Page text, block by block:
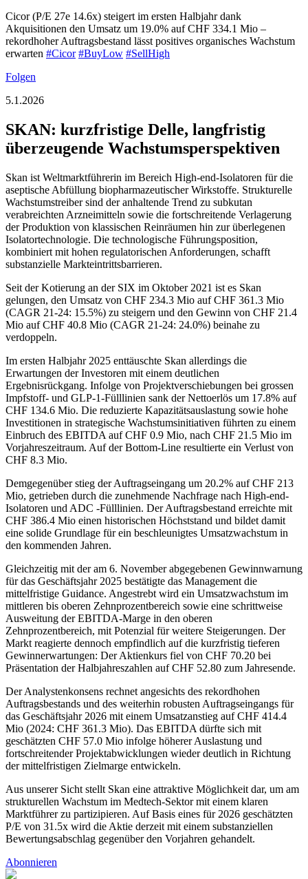
Cicor (P/E 27e 14.6x) steigert im ersten Halbjahr dank
Akquisitionen den Umsatz um 19.0% auf CHF 334.1 Mio –
rekordhoher Auftragsbestand lässt positives organisches Wachstum
erwarten #Cicor #BuyLow #SellHigh
Folgen
5.1.2026
SKAN: kurzfristige Delle, langfristig
überzeugende Wachstumsperspektiven
Skan ist Weltmarktführerin im Bereich High-end-Isolatoren für die
aseptische Abfüllung biopharmazeutischer Wirkstoffe. Strukturelle
Wachstumstreiber sind der anhaltende Trend zu subkutan
verabreichten Arzneimitteln sowie die fortschreitende Verlagerung
der Produktion von klassischen Reinräumen hin zur überlegenen
Isolatortechnologie. Die technologische Führungsposition,
kombiniert mit hohen regulatorischen Anforderungen, schafft
substanzielle Markteintrittsbarrieren.
Seit der Kotierung an der SIX im Oktober 2021 ist es Skan
gelungen, den Umsatz von CHF 234.3 Mio auf CHF 361.3 Mio
(CAGR 21-24: 15.5%) zu steigern und den Gewinn von CHF 21.4
Mio auf CHF 40.8 Mio (CAGR 21-24: 24.0%) beinahe zu
verdoppeln.
Im ersten Halbjahr 2025 enttäuschte Skan allerdings die
Erwartungen der Investoren mit einem deutlichen
Ergebnisrückgang. Infolge von Projektverschiebungen bei grossen
Impfstoff- und GLP-1-Fülllinien sank der Nettoerlös um 17.8% auf
CHF 134.6 Mio. Die reduzierte Kapazitätsauslastung sowie hohe
Investitionen in strategische Wachstumsinitiativen führten zu einem
Einbruch des EBITDA auf CHF 0.9 Mio, nach CHF 21.5 Mio im
Vorjahreszeitraum. Auf der Bottom-Line resultierte ein Verlust von
CHF 8.3 Mio.
Demgegenüber stieg der Auftragseingang um 20.2% auf CHF 213
Mio, getrieben durch die zunehmende Nachfrage nach High-end-
Isolatoren und ADC -Fülllinien. Der Auftragsbestand erreichte mit
CHF 386.4 Mio einen historischen Höchststand und bildet damit
eine solide Grundlage für ein beschleunigtes Umsatzwachstum in
den kommenden Jahren.
Gleichzeitig mit der am 6. November abgegebenen Gewinnwarnung
für das Geschäftsjahr 2025 bestätigte das Management die
mittelfristige Guidance. Angestrebt wird ein Umsatzwachstum im
mittleren bis oberen Zehnprozentbereich sowie eine schrittweise
Ausweitung der EBITDA-Marge in den oberen
Zehnprozentbereich, mit Potenzial für weitere Steigerungen. Der
Markt reagierte dennoch empfindlich auf die kurzfristig tieferen
Gewinnerwartungen: Der Aktienkurs fiel von CHF 70.20 bei
Präsentation der Halbjahreszahlen auf CHF 52.80 zum Jahresende.
Der Analystenkonsens rechnet angesichts des rekordhohen
Auftragsbestands und des weiterhin robusten Auftragseingangs für
das Geschäftsjahr 2026 mit einem Umsatzanstieg auf CHF 414.4
Mio (2024: CHF 361.3 Mio). Das EBITDA dürfte sich mit
geschätzten CHF 57.0 Mio infolge höherer Auslastung und
fortschreitender Projektabwicklungen wieder deutlich in Richtung
der mittelfristigen Zielmarge entwickeln.
Aus unserer Sicht stellt Skan eine attraktive Möglichkeit dar, um am
strukturellen Wachstum im Medtech-Sektor mit einem klaren
Marktführer zu partizipieren. Auf Basis eines für 2026 geschätzten
P/E von 31.5x wird die Aktie derzeit mit einem substanziellen
Bewertungsabschlag gegenüber den Vorjahren gehandelt.
Abonnieren